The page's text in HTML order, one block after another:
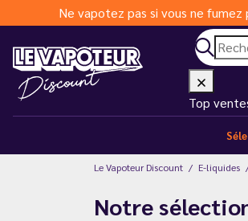
Ne vapotez pas si vous ne
Top
Le Vapoteur Discount E-liquides
Notre